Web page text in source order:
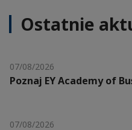
Ostatnie
07/08/2026
Poznaj EY Academy of
07/08/2026